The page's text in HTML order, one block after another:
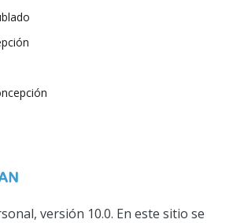
versión 10.0. En este sitio se